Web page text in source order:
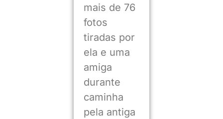
mais de 76
fotos
tiradas por
ela e uma
amiga
durante
caminha
pela antiga